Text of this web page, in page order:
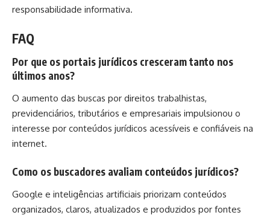
responsabilidade informativa.
FAQ
Por que os portais jurídicos cresceram tanto nos
últimos anos?
O aumento das buscas por direitos trabalhistas,
previdenciários, tributários e empresariais impulsionou o
interesse por conteúdos jurídicos acessíveis e confiáveis na
internet.
Como os buscadores avaliam conteúdos jurídicos?
Google e inteligências artificiais priorizam conteúdos
organizados, claros, atualizados e produzidos por fontes